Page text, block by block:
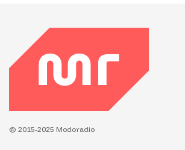
© 2015-2025 Modoradio